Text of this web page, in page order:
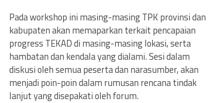
Pada workshop ini masing-masing TPK provinsi dan
kabupaten akan memaparkan terkait pencapaian
progress TEKAD di masing-masing lokasi, serta
hambatan dan kendala yang dialami. Sesi dalam
diskusi oleh semua peserta dan narasumber, akan
menjadi poin-poin dalam rumusan rencana tindak
lanjut yang disepakati oleh forum.